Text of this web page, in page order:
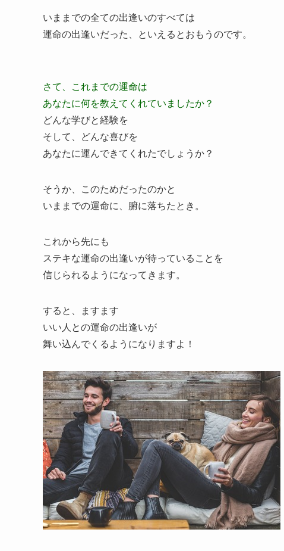
いままでの全ての出逢いのすべては
運命の出逢いだった、といえるとおもうのです。
さて、これまでの運命は
あなたに何を教えてくれていましたか？
どんな学びと経験を
そして、どんな喜びを
あなたに運んできてくれたでしょうか？
そうか、このためだったのかと
いままでの運命に、腑に落ちたとき。
これから先にも
ステキな運命の出逢いが待っていることを
信じられるようになってきます。
すると、ますます
いい人との運命の出逢いが
舞い込んでくるようになりますよ！